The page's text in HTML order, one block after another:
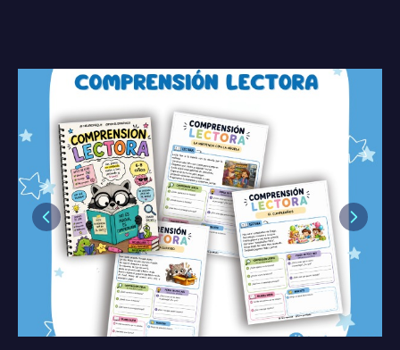
Previous Next